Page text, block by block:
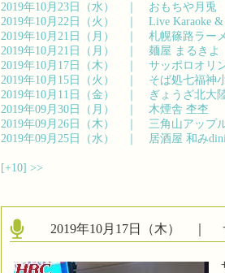
2019年10月23日（水） ｜ おもちや月兎
2019年10月22日（火） ｜ Live Karaoke
2019年10月21日（月） ｜ 札幌篠路ラー
2019年10月21日（月） ｜ 麺屋 まるきよ
2019年10月17日（木） ｜ サッポロオリ
2019年10月15日（火） ｜ そば処七福神
2019年10月11日（金） ｜
ぎょうざ北大
2019年09月30日（月） ｜ 木煙舎 杢杢
2019年09月26日（木） ｜ 三角山アップ
2019年09月25日（水） ｜ 居酒屋 和み
[+10] >>
2019年10月17日（木） ｜